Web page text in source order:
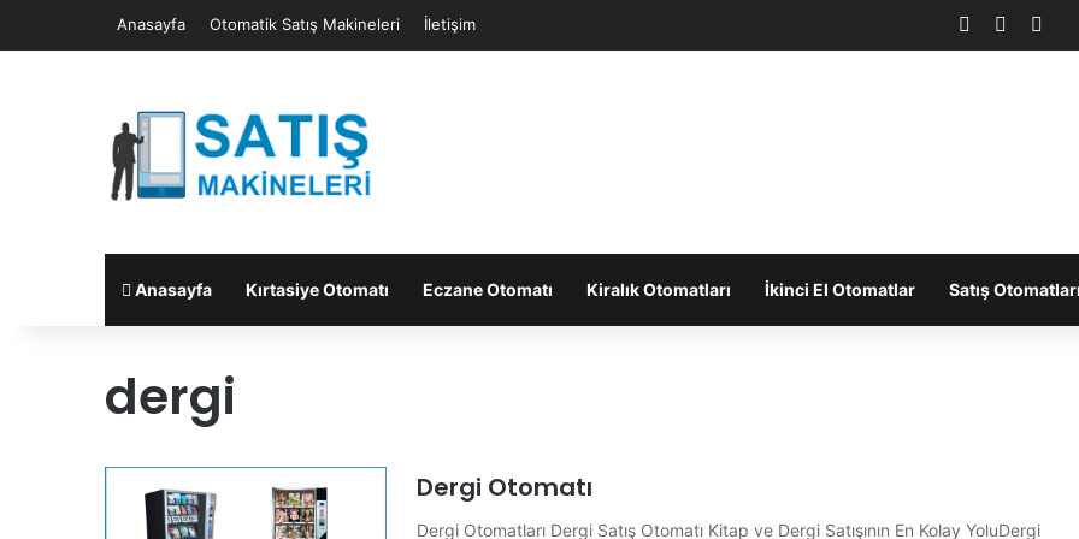
Anasayfa Otomatik Satış Makineleri İletişim Facebook
Anasayfa Kırtasiye Otomatı Eczane Otomatı Kiralık Otomatları İkinci El Otomatlar Satış Otomatları
dergi
Dergi Otomatı
Dergi Otomatları Dergi Satış Otomatı Kitap ve Dergi Satışının En Kolay YoluDergi